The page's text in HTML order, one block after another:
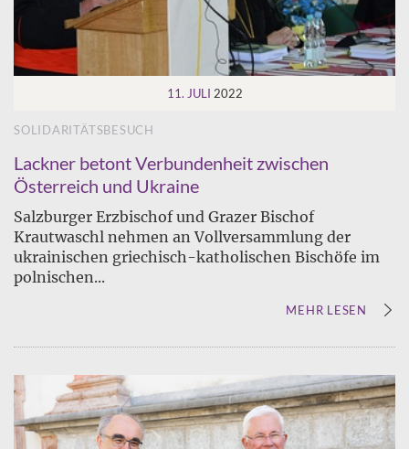
11. JULI 2022
SOLIDARITÄTSBESUCH
Lackner betont Verbundenheit zwischen
Österreich und Ukraine
Salzburger Erzbischof und Grazer Bischof
Krautwaschl nehmen an Vollversammlung der
ukrainischen griechisch-katholischen Bischöfe im
polnischen...
MEHR LESEN